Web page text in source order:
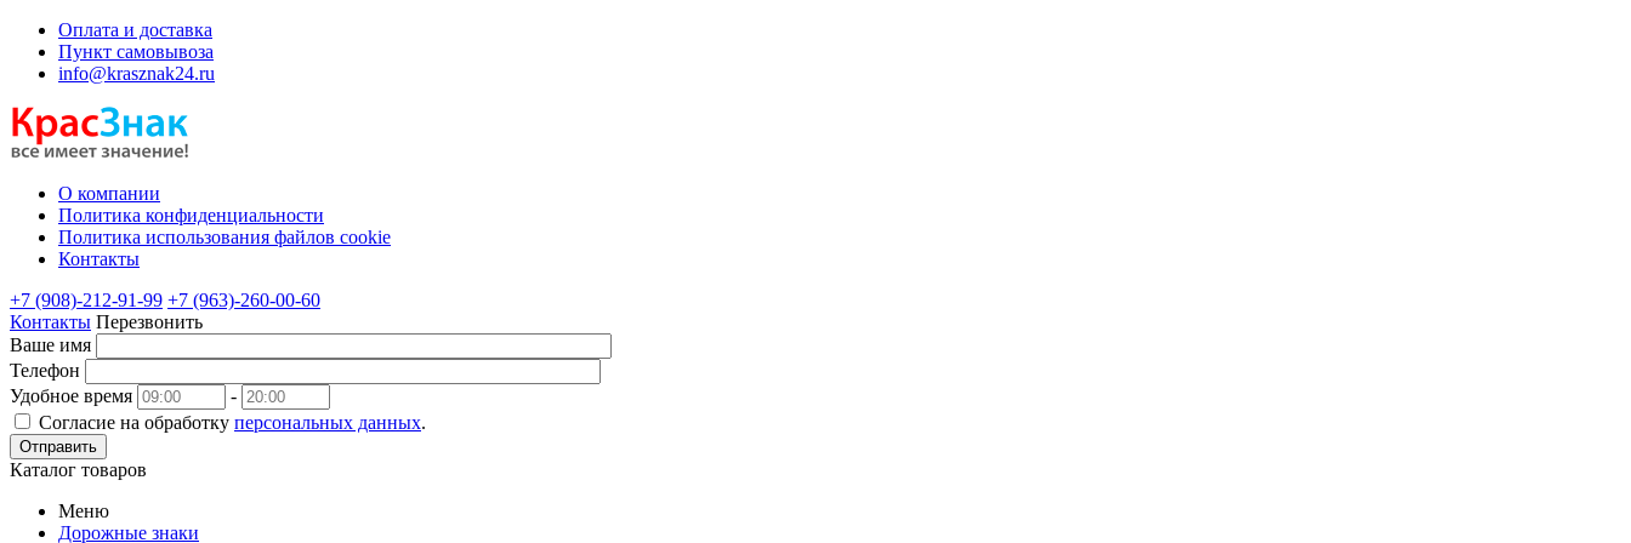
Оплата и доставка
Пункт самовывоза
info@krasznak24.ru
О компании
Политика конфиденциальности
Политика использования файлов cookie
Контакты
+7 (908)-212-91-99 +7 (963)-260-00-60
Контакты Перезвонить
Ваше имя
Телефон
Удобное время
-
Согласие на обработку персональных данных.
Отправить
Каталог товаров
Меню
Дорожные знаки